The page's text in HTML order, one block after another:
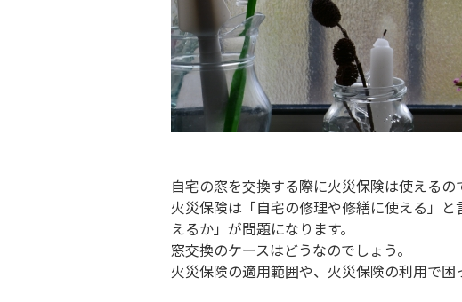
自宅の窓を交換する際に火災保険は使えるの
火災保険は「自宅の修理や修繕に使える」
えるか」が問題になります。
窓交換のケースはどうなのでしょう。
火災保険の適用範囲や、火災保険の利用で困